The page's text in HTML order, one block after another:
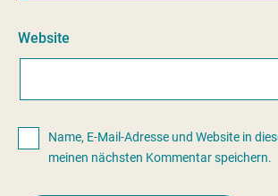
Website
Name, E-Mail-Adresse und Website in
meinen nächsten Kommentar speichern.